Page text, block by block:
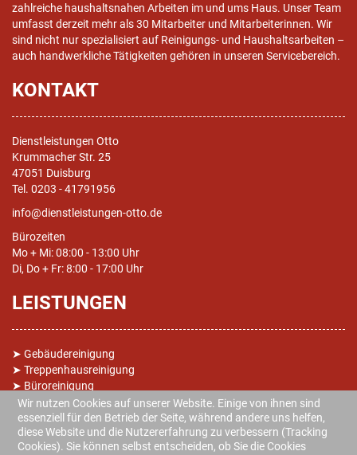
zahlreiche haushaltsnahen Arbeiten im und ums Haus. Unser Team
umfasst derzeit mehr als 30 Mitarbeiter und Mitarbeiterinnen. Wir
sind nicht nur spezialisiert auf Reinigungs- und Haushaltsarbeiten –
auch handwerkliche Tätigkeiten gehören in unseren Servicebereich.
KONTAKT
Dienstleistungen Otto
Krummacher Str. 25
47051 Duisburg
Tel. 0203 - 41791956
info@dienstleistungen-otto.de
Bürozeiten
Mo + Mi: 08:00 - 13:00 Uhr
Di, Do + Fr: 8:00 - 17:00 Uhr
LEISTUNGEN
➤ Gebäudereinigung
➤ Treppenhausreinigung
➤ Büroreinigung
➤ Grundreinigungen
➤Fensterreinigung
➤ Objektbetreuung
➤Reinigung im Haushalt (Raumpflege)
Wir nutzen Cookies auf unserer Website. Einige von ihnen sind
essenziell für den Betrieb der Seite, während andere uns helfen,
diese Website und die Nutzererfahrung zu verbessern (Tracking
Cookies). Sie können selbst entscheiden, ob Sie die Cookies